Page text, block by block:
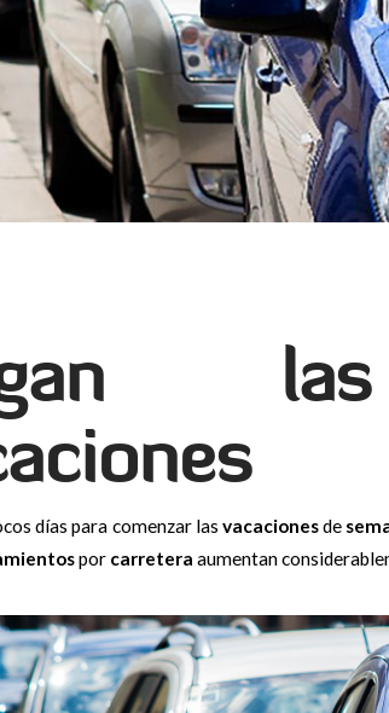
días para comenzar las vacacionesde
por carretera aumentan